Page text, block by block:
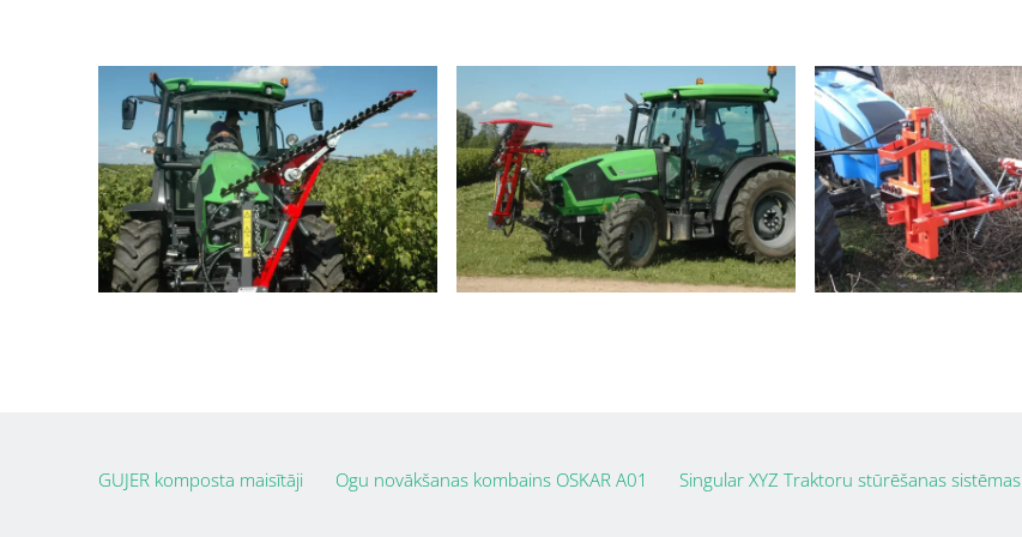
GUJER komposta maisītāji Ogu novākšanas kombains OSKAR A01 Singular XYZ Traktoru stūrēšanas sistēmas